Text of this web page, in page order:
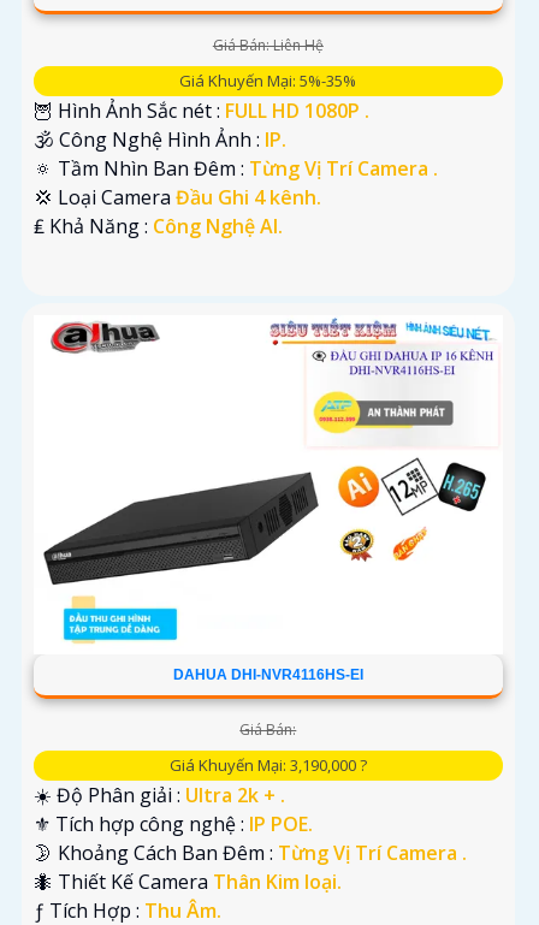
Giá Bán: Liên Hệ
Giá Khuyến Mại: 5%-35%
🦉 Hình Ảnh Sắc nét : FULL HD 1080P .
🕉️ Công Nghệ Hình Ảnh : IP.
🔅 Tầm Nhìn Ban Đêm : Từng Vị Trí Camera .
💢 Loại Camera Đầu Ghi 4 kênh.
️₤ Khả Năng : Công Nghệ AI.
DAHUA DHI-NVR4116HS-EI
Giá Bán:
Giá Khuyến Mại: 3,190,000 ?
☀️ Độ Phân giải : Ultra 2k + .
⚜️ Tích hợp công nghệ : IP POE.
🌛 Khoảng Cách Ban Đêm : Từng Vị Trí Camera .
🐜 Thiết Kế Camera Thân Kim loại.
️ƒ Tích Hợp : Thu Âm.